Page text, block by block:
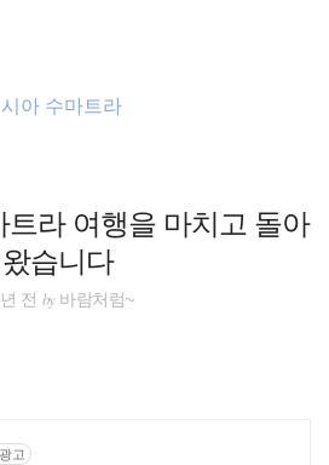
트라 여행을 마치고 돌아
왔습니다
아 수마트라
전 by바람처럼~
광고